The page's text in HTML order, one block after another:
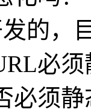
的，
必
必须